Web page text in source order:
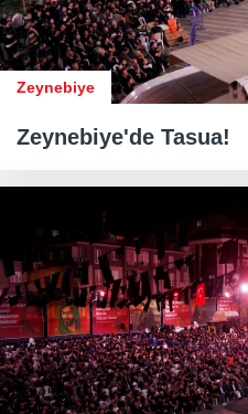
Zeynebiye
Zeynebiye'de Tasua!